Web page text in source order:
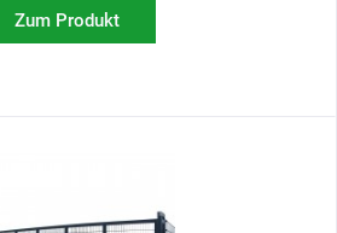
Zum Produkt